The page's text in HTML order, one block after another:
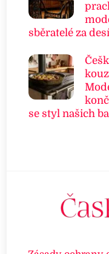
sběratelé za
se styl našich